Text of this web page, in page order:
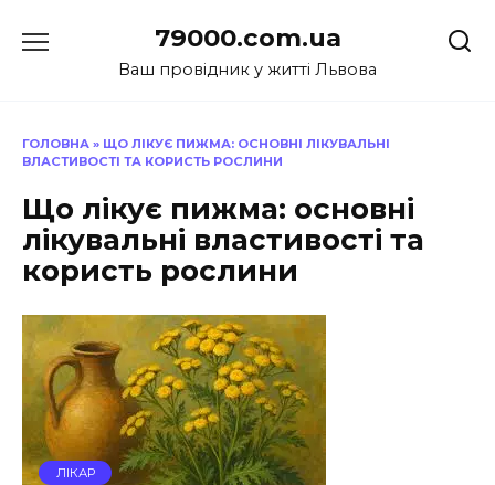
до
79000.com.ua
Ваш провідник у житті Львова
ГОЛОВНА » ЩО ЛІКУЄ ПИЖМА: ОСНОВНІ ЛІКУВАЛЬНІ
ВЛАСТИВОСТІ ТА КОРИСТЬ РОСЛИНИ
Що лікує пижма: основні
лікувальні властивості та
користь рослини
ЛІКАР